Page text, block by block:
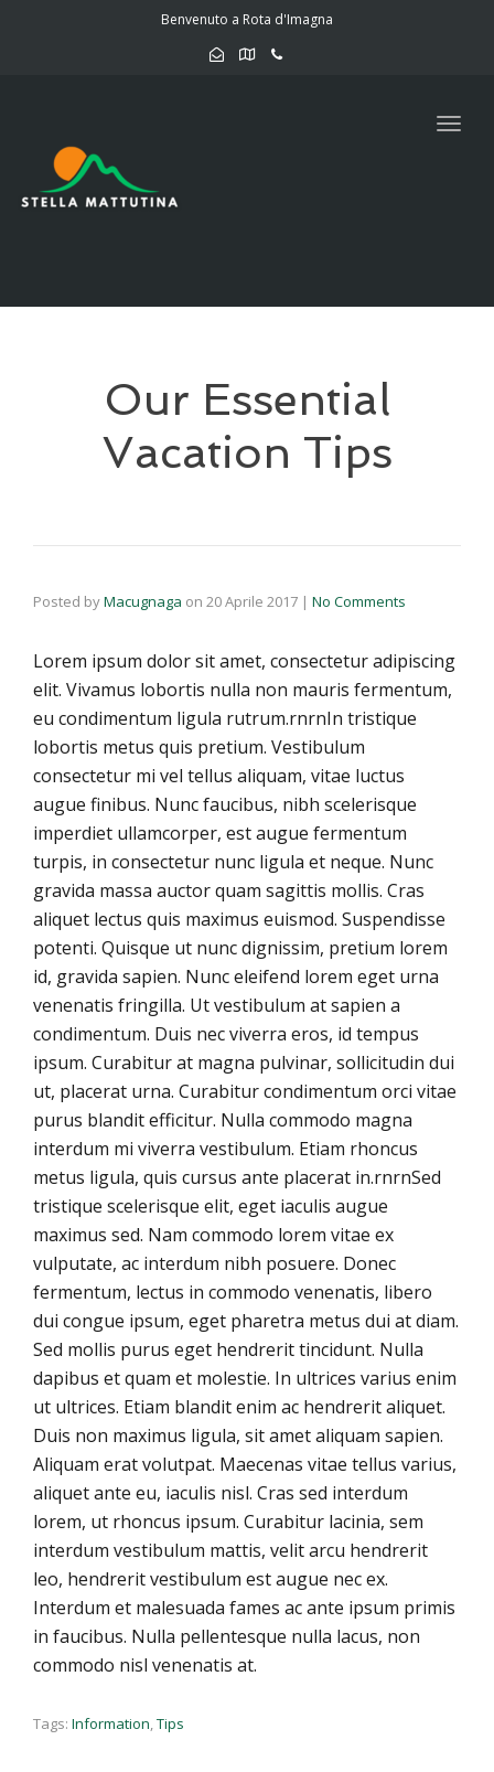
Benvenuto a Rota d'Imagna
Our Essential
Vacation Tips
Posted byMacugnaga on 20 Aprile 2017 | No Comments
Lorem ipsum dolor sit amet, consectetur adipiscing
elit. Vivamus lobortis nulla non mauris fermentum,
eu condimentum ligula rutrum.rnrnIn tristique
lobortis metus quis pretium. Vestibulum
consectetur mi vel tellus aliquam, vitae luctus
augue finibus. Nunc faucibus, nibh scelerisque
imperdiet ullamcorper, est augue fermentum
turpis, in consectetur nunc ligula et neque. Nunc
gravida massa auctor quam sagittis mollis. Cras
aliquet lectus quis maximus euismod. Suspendisse
potenti. Quisque ut nunc dignissim, pretium lorem
id, gravida sapien. Nunc eleifend lorem eget urna
venenatis fringilla. Ut vestibulum at sapien a
condimentum. Duis nec viverra eros, id tempus
ipsum. Curabitur at magna pulvinar, sollicitudin dui
ut, placerat urna. Curabitur condimentum orci vitae
purus blandit efficitur. Nulla commodo magna
interdum mi viverra vestibulum. Etiam rhoncus
metus ligula, quis cursus ante placerat in.rnrnSed
tristique scelerisque elit, eget iaculis augue
maximus sed. Nam commodo lorem vitae ex
vulputate, ac interdum nibh posuere. Donec
fermentum, lectus in commodo venenatis, libero
dui congue ipsum, eget pharetra metus dui at diam.
Sed mollis purus eget hendrerit tincidunt. Nulla
dapibus et quam et molestie. In ultrices varius enim
ut ultrices. Etiam blandit enim ac hendrerit aliquet.
Duis non maximus ligula, sit amet aliquam sapien.
Aliquam erat volutpat. Maecenas vitae tellus varius,
aliquet ante eu, iaculis nisl. Cras sed interdum
lorem, ut rhoncus ipsum. Curabitur lacinia, sem
interdum vestibulum mattis, velit arcu hendrerit
leo, hendrerit vestibulum est augue nec ex.
Interdum et malesuada fames ac ante ipsum primis
in faucibus. Nulla pellentesque nulla lacus, non
commodo nisl venenatis at.
Tags: Information,Tips